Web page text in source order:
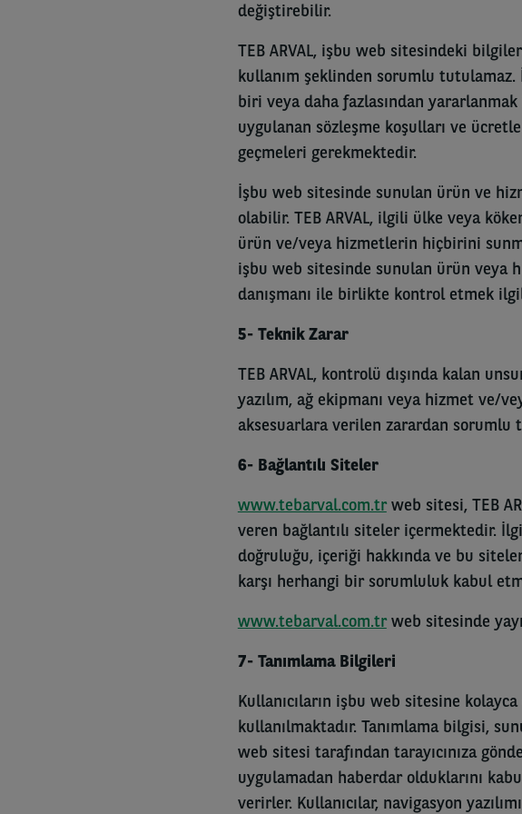
değiştirebilir.
TEB ARVAL, işbu web sitesindeki
kullanım şeklinden sorumlu
biri veya daha fazlasından
uygulanan sözleşme koşulları ve
geçmeleri gerekmektedir.
İşbu web sitesinde sunulan ürün ve
olabilir. TEB ARVAL, ilgili ülke veya
ürün ve/veya hizmetlerin hiçbirini
işbu web sitesinde sunulan ürün veya
danışmanı ile birlikte kontrol etmek
5- Teknik Zarar
TEB ARVAL, kontrolü dışında kalan
yazılım, ağ ekipmanı veya hizmet ve/
aksesuarlara verilen zarardan sorumlu
6- Bağlantılı Siteler
www.tebarval.com.trweb sitesi, TEB
veren bağlantılı siteler içermektedir.
doğruluğu, içeriği hakkında ve bu
karşı herhangi bir sorumluluk kabul
www.tebarval.com.trweb sitesinde
7- Tanımlama Bilgileri
Kullanıcıların işbu web sitesine
kullanılmaktadır. Tanımlama bilgisi,
web sitesi tarafından tarayıcınıza
uygulamadan haberdar olduklarını
verirler. Kullanıcılar, navigasyon